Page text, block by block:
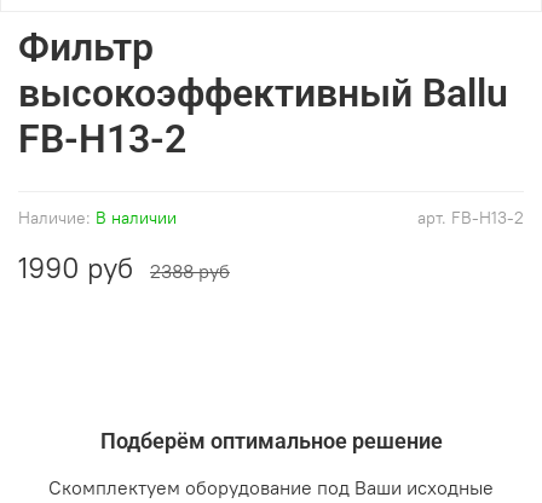
арт. FB-H13-2
Наличие: В наличии
Фильтр
высокоэффективный Ballu
FB-H13-2
1990 руб 2388 руб
Подберём оптимальное решение
Скомплектуем оборудование под Ваши исходные